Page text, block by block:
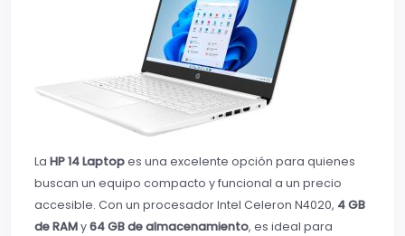
La HP 14 Laptopes una excelente opción para quienes
buscan un equipo compacto y funcional a un precio
accesible. Con un procesador Intel Celeron N4020, 4 GB
de RAMy64 GB de almacenamiento, es ideal para